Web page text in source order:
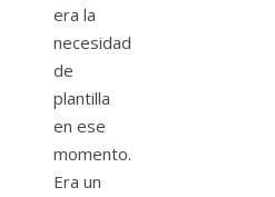
era la
necesidad
de
plantilla
en ese
momento.
Era un